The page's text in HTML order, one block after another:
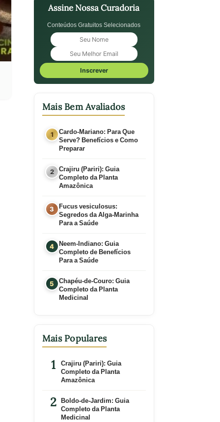
Assine Nossa Curadoria
Conteúdos Gratuitos Selecionados
Inscrever
Mais Bem Avaliados
Cardo-Mariano: Para Que
Serve? Benefícios e Como
Preparar
Crajiru (Pariri): Guia
Completo da Planta
Amazônica
Fucus vesiculosus:
Segredos da Alga-Marinha
Para a Saúde
Neem-Indiano: Guia
Completo de Benefícios
Para a Saúde
Chapéu-de-Couro: Guia
Completo da Planta
Medicinal
Mais Populares
Crajiru (Pariri): Guia
Completo da Planta
Amazônica
Boldo-de-Jardim: Guia
Completo da Planta
Medicinal